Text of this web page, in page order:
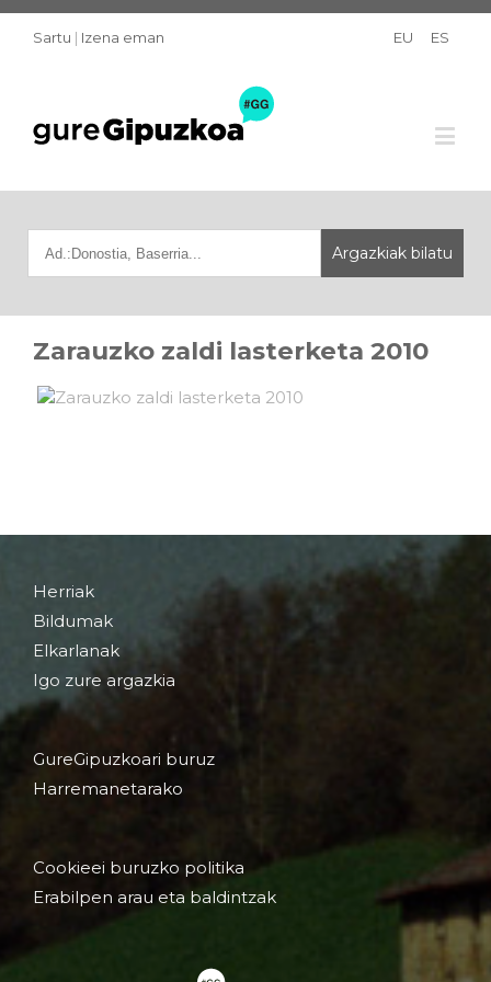
Sartu | Izena eman EU ES
Zarauzko zaldi lasterketa 2010
Herriak
Bildumak
Elkarlanak
Igo zure argazkia
GureGipuzkoari buruz
Harremanetarako
Cookieei buruzko politika
Erabilpen arau eta baldintzak